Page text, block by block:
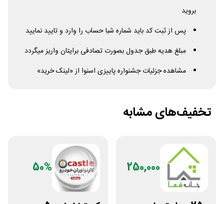
بروید
پس از ثبت کد باید شماره شبا حساب را وارد و تایید نمایید
مبلغ هدیه طبق جدول بصورت تصادفی برایتان واریز میگردد
مشاهده جزئیات جشنواره پاییزی اسنوا از «لینک خرید»
تخفیف‌های مشابه
250,000
50%